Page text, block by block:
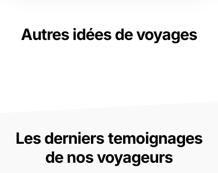
Autres idées de voyages
Les derniers temoignages
de nos voyageurs